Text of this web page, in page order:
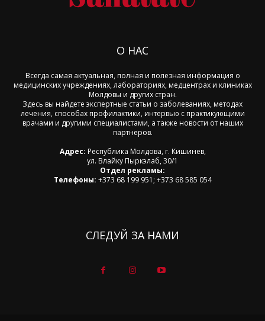
О НАС
Всегда самая актуальная, полная и полезная информация о
медицинских учреждениях, лабораториях, медцентрах и клиниках
Молдовы и других стран.
Здесь вы найдете экспертные статьи о заболеваниях, методах
лечения, способах профилактики, интервью с практикующими
врачами и другими специалистами, а также новости от наших
партнеров.
Адрес: Республика Молдова, г. Кишинев,
ул. Влайку Пыркэлаб, 30/1
Отдел рекламы:
Телефоны: +373 68 199 951; +373 68 585 054
СЛЕДУЙ ЗА НАМИ